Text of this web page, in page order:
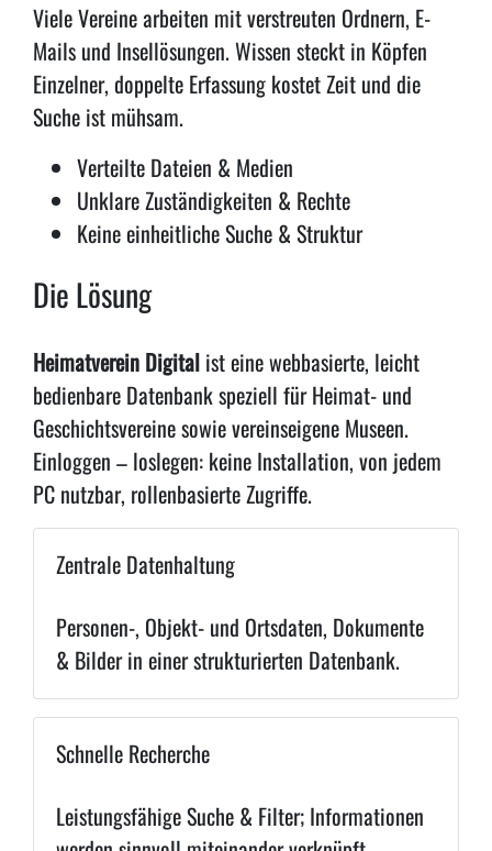
Viele Vereine arbeiten mit verstreuten Ordnern, E-
Mails und Insellösungen. Wissen steckt in Köpfen
Einzelner, doppelte Erfassung kostet Zeit und die
Suche ist mühsam.
Verteilte Dateien & Medien
Unklare Zuständigkeiten & Rechte
Keine einheitliche Suche & Struktur
Die Lösung
Heimatverein Digital ist eine webbasierte, leicht
bedienbare Datenbank speziell für Heimat- und
Geschichtsvereine sowie vereinseigene Museen.
Einloggen – loslegen: keine Installation, von jedem
PC nutzbar, rollenbasierte Zugriffe.
Zentrale Datenhaltung
Personen-, Objekt- und Ortsdaten, Dokumente
& Bilder in einer strukturierten Datenbank.
Schnelle Recherche
Leistungsfähige Suche & Filter; Informationen